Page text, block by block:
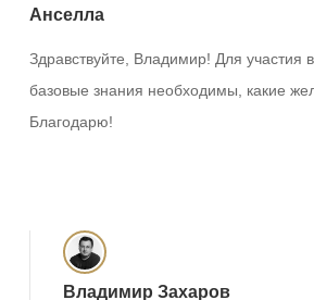
Анселла
Здравствуйте, Владимир! Для участия
базовые знания необходимы, какие
Благодарю!
Владимир Захаров